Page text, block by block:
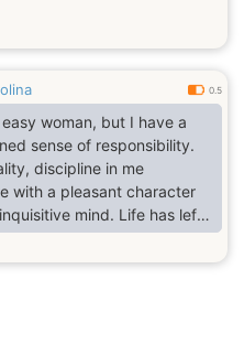
0.5
woman, but I have a
sense of responsibility.
discipline in me
with a pleasant character
mind. Life has left
on me in the form of
and respect for people ,